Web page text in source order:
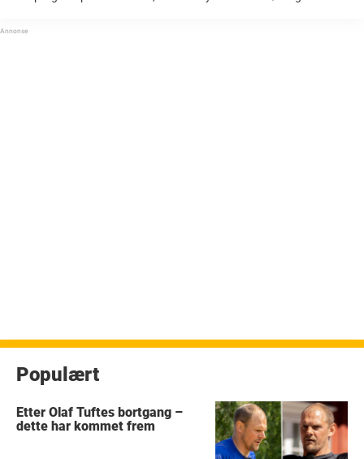
Populært
Etter Olaf Tuftes bortgang –
dette har kommet frem